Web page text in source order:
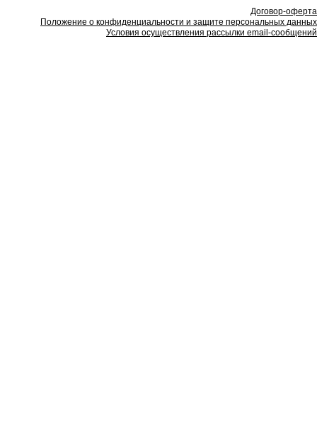
Договор-оферта
Положение о конфиденциальности и защите персональных данных
Условия осуществления рассылки email-сообщений